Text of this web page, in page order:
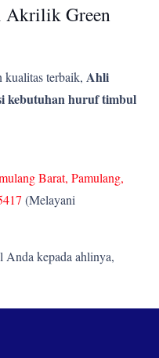
Akrilik Green
kualitas terbaik, Ahli
kebutuhan huruf timbul
Barat, Pamulang,
(Melayani
Anda kepada ahlinya,